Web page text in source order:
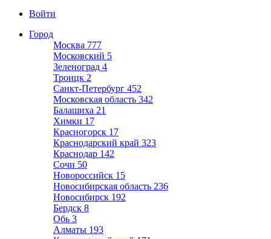
Войти
Город
Москва 777
Московский 5
Зеленоград 4
Троицк 2
Санкт-Петербург 452
Московская область 342
Балашиха 21
Химки 17
Красногорск 17
Краснодарский край 323
Краснодар 142
Сочи 50
Новороссийск 15
Новосибирская область 236
Новосибирск 192
Бердск 8
Обь 3
Алматы 193